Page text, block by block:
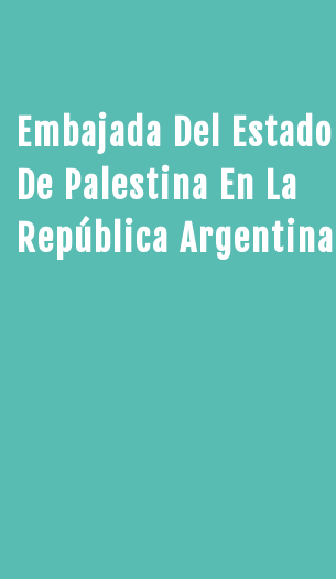
Embajada Del Estado
De Palestina En La
República Argentina